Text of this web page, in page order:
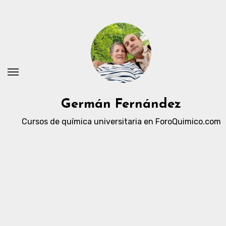
Germán Fernández
Cursos de química universitaria en ForoQuimico.com